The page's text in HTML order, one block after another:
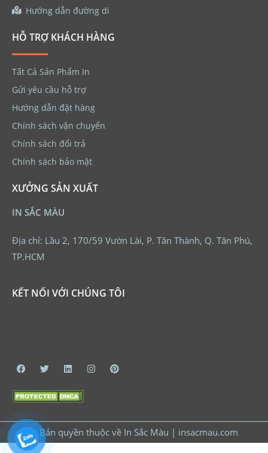
Hướng dẫn đường di
HỖ TRỢ KHÁCH HÀNG
Tất Cả Sản Phẩm In
Gửi yêu cầu hỗ trợ
Hướng dẫn đặt hàng
Chính sách vận chuyển
Chính sách đổi trả
Chính sách bảo mật
XƯỞNG SẢN XUẤT
IN SẮC MÀU
Địa chỉ: Lầu 2, 170/59 Vườn Lài, P. Tân Thành, Q. Tân Phú,
TP.HCM
KẾT NỐI VỚI CHÚNG TÔI
© Bản quyền thuộc về In Sắc Màu | insacmau.com